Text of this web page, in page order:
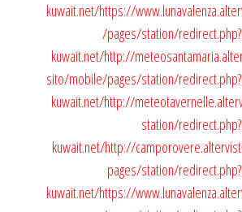
kuwait.net/https://
/pages/station/
kuwait.net/http://
sito/mobile/pages/station/
kuwait.net/http://
station/
kuwait.net/http://
pages/station/
kuwait.net/https://